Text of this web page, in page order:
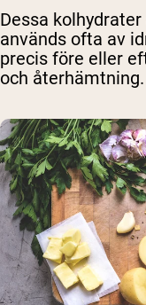
Dessa
används ofta av
precis före eller
och återhämtning.